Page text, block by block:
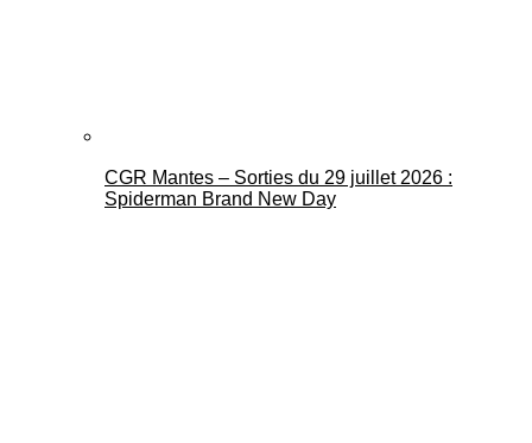
CGR Mantes – Sorties du 29 juillet 2026 :
Spiderman Brand New Day